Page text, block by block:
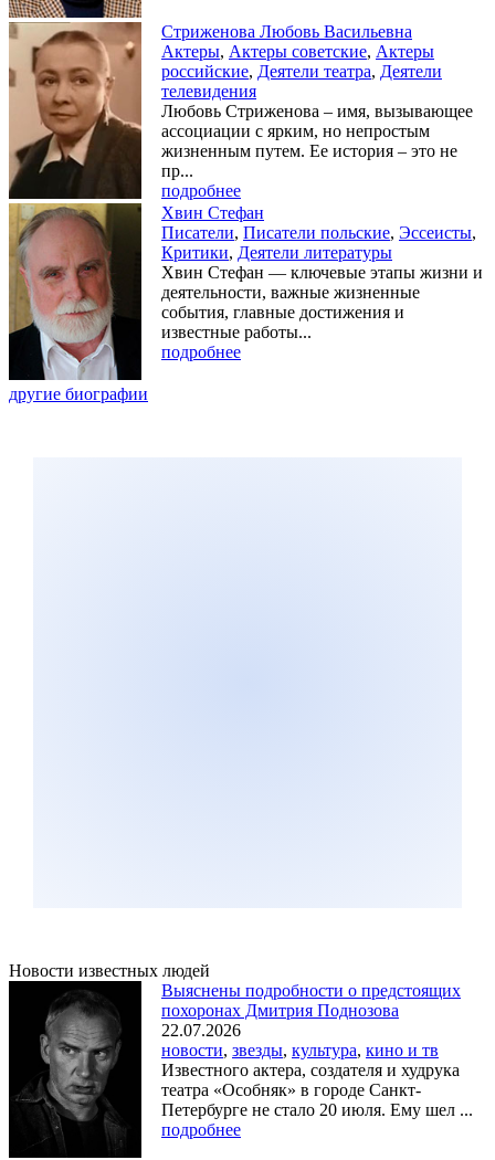
Стриженова Любовь Васильевна
Актеры, Актеры советские, Актеры
российские, Деятели театра, Деятели
телевидения
Любовь Стриженова – имя, вызывающее
ассоциации с ярким, но непростым
жизненным путем. Ее история – это не
пр...
подробнее
Хвин Стефан
Писатели, Писатели польские, Эссеисты,
Критики, Деятели литературы
Хвин Стефан — ключевые этапы жизни и
деятельности, важные жизненные
события, главные достижения и
известные работы...
подробнее
другие биографии
Новости известных людей
Выяснены подробности о предстоящих
похоронах Дмитрия Поднозова
22.07.2026
новости, звезды, культура, кино и тв
Известного актера, создателя и худрука
театра «Особняк» в городе Санкт-
Петербурге не стало 20 июля. Ему шел ...
подробнее